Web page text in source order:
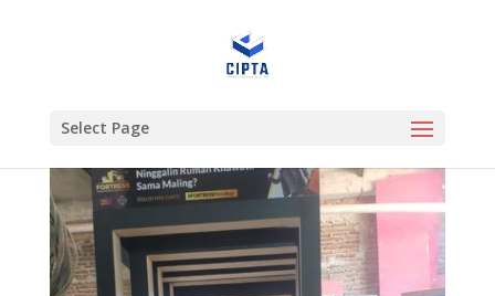
Select Page